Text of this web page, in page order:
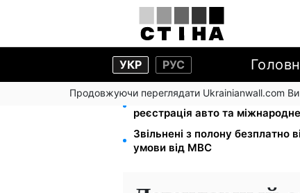
УКР РУС
Продовжуючи переглядати Ukrainianwall.com
10 заявок — і МСЦ МВС приїде
реєстрація авто та
Звільнені з полону безплатно
умови від МВС